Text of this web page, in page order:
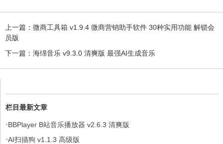
上一篇： 微商工具箱 v1.9.4 微商营销助手软件 30种实用功能 解锁会
员版
下一篇： 海绵音乐 v9.3.0 清爽版 最强AI生成音乐
栏目最新文章
·BBPlayer B站音乐播放器 v2.6.3 清爽版
·AI扫描狗 v1.1.3 高级版